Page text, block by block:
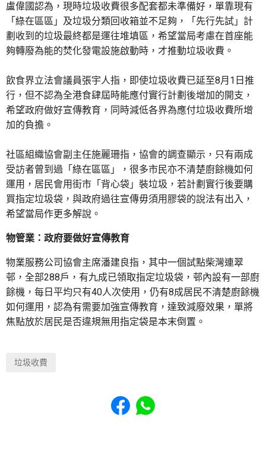
盧偉國認為，現時垃圾收費很多配套都未準備好，單靠現有
「綠在區區」及垃圾分類回收箱並不足夠，「先行先試」計
劃收到的垃圾最終都是運往堆填區，希望當局考慮在首座能
夠轉廢為能的焚化發電設施啟動時，才推動垃圾收費。
飲食界立法會議員張宇人指，即使垃圾收費已延至8月1日推
行，但不認為全港食肆屆時能應付實行計劃後增加的開支，
希望政府做好宣傳教育，同時減低各界為應付垃圾收費所增
加的負擔。
社區組織協會副主任施麗珊指，協會的調查顯示，只有兩成
受訪者曾到過「綠在區區」，很多市民亦不清楚廚餘機如何
運用，居民會用街市「背心袋」裝垃圾，若計劃實行後要購
買指定垃圾袋，與政府過往宣傳毋須用膠袋的說法有出入，
希望當局作更多解說。
物管業：政府要做好宣傳教育
物業服務公司協會主席潘建良指，其中一個試點柴灣連翠
邨，全部288戶，有九成已領取指定垃圾袋，邨內設有一部廚
餘機，每日平均只有40人次使用，仍有8成居民不清楚廚餘機
如何運用，認為有需要加強宣傳教育，達致減廢效果，單將
焦點放於居民是否違規無用指定袋是本末倒置。
垃圾收費
Share to Facebook
Share to WhatsApp